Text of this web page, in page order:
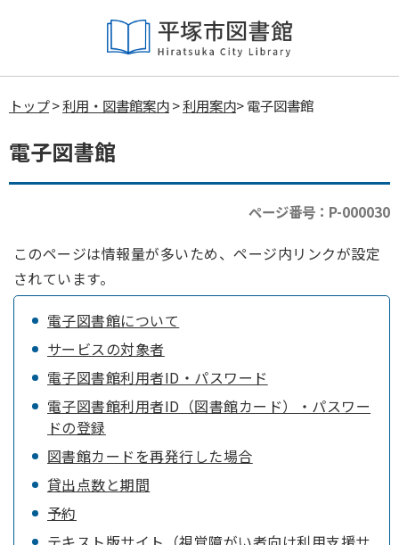
トップ>利用・図書館案内>利用案内> 電子図書館
電子図書館
ページ番号：P-000030
このページは情報量が多いため、ページ内リンクが設定
されています。
電子図書館について
サービスの対象者
電子図書館利用者ID・パスワード
電子図書館利用者ID（図書館カード）・パスワー
ドの登録
図書館カードを再発行した場合
貸出点数と期間
予約